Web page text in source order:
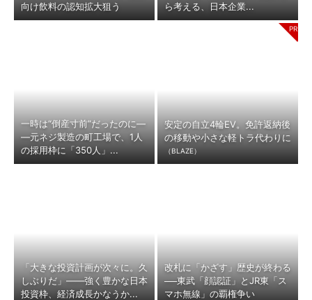
向け飲料の認知拡大狙う
ら考える、日本企業...
一時は“倒産寸前”だったのに―
―元ネジ製造の町工場で、1人
の採用枠に「350人」...
安定の自立4輪EV。免許返納後
の移動や小さな軽トラ代わりに
（BLAZE）
「大きな投資計画が次々に。久
しぶりだ」――強く豊かな日本
投資枠、経済成長かなうか...
改札に「かざす」歴史が終わる
──東武「顔認証」とJR東「ス
マホ無線」の覇権争い